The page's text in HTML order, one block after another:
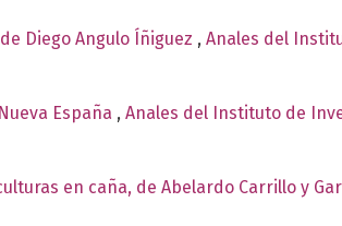
Diego Angulo Íñiguez , Anales del
España , Anales del Instituto de
en caña, de Abelardo Carrillo y